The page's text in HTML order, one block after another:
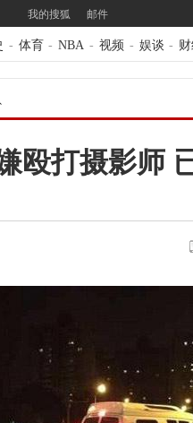
我的搜狐 邮件
- 体育 - NBA - 视频 - 娱谈 -
殴打摄影师